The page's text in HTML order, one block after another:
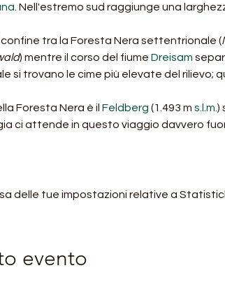
. Nell'estremo sud raggiunge una
tra la Foresta Nera settentrionale (
) mentre il corso del fiume Dreisam
si trovano le cime più elevate del
Foresta Nera è il Feldberg (1.493 m s.l.m. )
ci attende in questo viaggio davvero
delle tue impostazioni relative a
evento